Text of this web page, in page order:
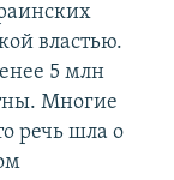
властью.
5 млн
Многие
речь шла о